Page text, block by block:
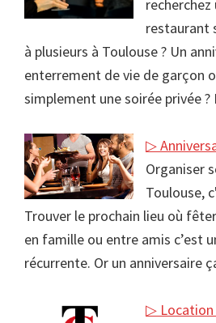
recherchez
restaurant
à plusieurs à Toulouse ? Un
enterrement de vie de garçon
simplement une soirée privée
▷
Organiser
Toulouse,
Trouver le prochain lieu où
en famille ou entre amis c’est
récurrente. Or un anniversaire
▷ Location